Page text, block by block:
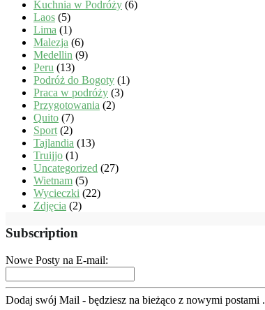
Kuchnia w Podróży (6)
Laos (5)
Lima (1)
Malezja (6)
Medellin (9)
Peru (13)
Podróż do Bogoty (1)
Praca w podróży (3)
Przygotowania (2)
Quito (7)
Sport(2)
Tajlandia (13)
Truijjo (1)
Uncategorized (27)
Wietnam (5)
Wycieczki (22)
Zdjęcia (2)
Subscription
Nowe Posty na E-mail:
Dodaj swój Mail - będziesz na bieżąco z nowymi postami .